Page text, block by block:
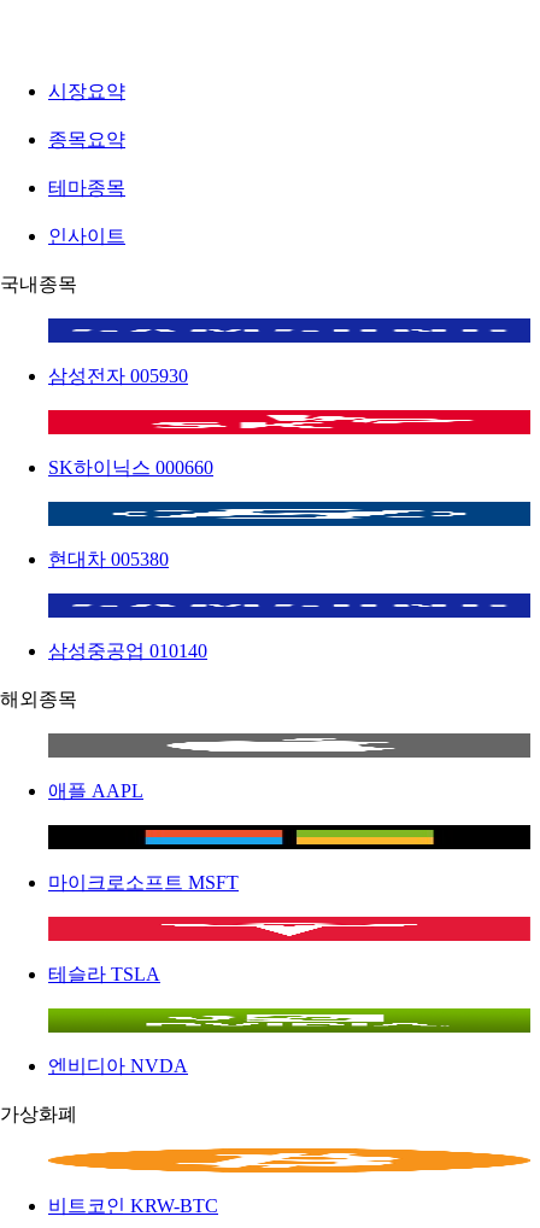
시장요약
종목요약
테마종목
인사이트
국내종목
삼성전자 005930
SK하이닉스 000660
현대차 005380
삼성중공업 010140
해외종목
애플 AAPL
마이크로소프트 MSFT
테슬라 TSLA
엔비디아 NVDA
가상화폐
비트코인 KRW-BTC